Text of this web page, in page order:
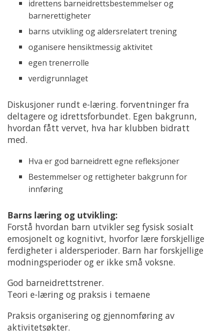
idrettens barneidrettsbestemmelser og
barnerettigheter
barns utvikling og aldersrelatert trening
oganisere hensiktmessig aktivitet
egen trenerrolle
verdigrunnlaget
Diskusjoner rundt e-læring. forventninger fra
deltagere og idrettsforbundet. Egen bakgrunn,
hvordan fått vervet, hva har klubben bidratt
med.
Hva er god barneidrett egne refleksjoner
Bestemmelser og rettigheter bakgrunn for
innføring
Barns læring og utvikling:
Forstå hvordan barn utvikler seg fysisk sosialt
emosjonelt og kognitivt, hvorfor lære forskjellige
ferdigheter i aldersperioder. Barn har forskjellige
modningsperioder og er ikke små voksne.
God barneidrettstrener.
Teori e-læring og praksis i temaene
Praksis organisering og gjennomføring av
aktivitetsøkter.